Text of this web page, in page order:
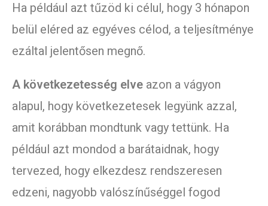
Ha például azt tűzöd ki célul, hogy 3 hónapon
belül eléred az egyéves célod, a teljesítménye
ezáltal jelentősen megnő.
A következetesség elve azon a vágyon
alapul, hogy következetesek legyünk azzal,
amit korábban mondtunk vagy tettünk. Ha
például azt mondod a barátaidnak, hogy
tervezed, hogy elkezdesz rendszeresen
edzeni, nagyobb valószínűséggel fogod